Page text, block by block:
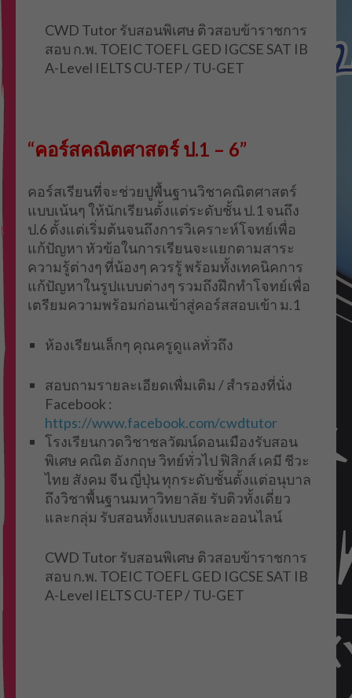
CWD Tutor รับสอนพิเศษ ติวสอบข้าราชการ
สอบ ก.พ. TOEIC TOEFL GED IGCSE SAT IB
A-Level IELTS CU-TEP / TU-GET
“คอร์สคณิตศาสตร์ ป.1 – 6”
คอร์สเรียนที่จะช่วยปูพื้นฐานวิชาคณิตศาสตร์
แบบเน้นๆ ให้นักเรียนตั้งแต่ระดับชั้น ป.1 จนถึง
ป.6 ตั้งแต่เริ่มต้นจนถึงการวิเคราะห์โจทย์เพื่อ
แก้ปัญหา หัวข้อในการเรียนจะแยกตามสาระ
ความรู้ต่างๆ ที่น้องๆ ควรรู้ พร้อมทั้งเทคนิคการ
แก้ปัญหาในรูปแบบต่างๆ รวมถึงฝึกทำโจทย์เพื่อ
เตรียมความพร้อมก่อนเข้าสู่คอร์สสอบเข้า ม.1
ห้องเรียนเล็กๆ คุณครูดูแลทั่วถึง
สอบถามรายละเอียดเพื่มเติม / สำรองที่นั่ง
Facebook :
https://www.facebook.com/cwdtutor
โรงเรียนกวดวิชาชลวัฒน์ดอนเมืองรับสอน
พิเศษ คณิต อังกฤษ วิทย์ทั่วไป ฟิสิกส์ เคมี ชีวะ
ไทย สังคม จีน ญี่ปุ่น ทุกระดับชั้นตั้งแต่อนุบาล
ถึงวิชาพื้นฐานมหาวิทยาลัย รับติวทั้งเดี่ยว
และกลุ่ม รับสอนทั้งแบบสดและออนไลน์
CWD Tutor รับสอนพิเศษ ติวสอบข้าราชการ
สอบ ก.พ. TOEIC TOEFL GED IGCSE SAT IB
A-Level IELTS CU-TEP / TU-GET